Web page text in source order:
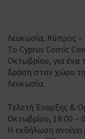
Λευκωσία, Κύπρος
Το Cyprus Comic
Οκτωβρίου, για ένα
δράση στον χώρο
Λευκωσία.
Τελετή Έναρξης &
Οκτωβρίου, 18:00 –
Η εκδήλωση